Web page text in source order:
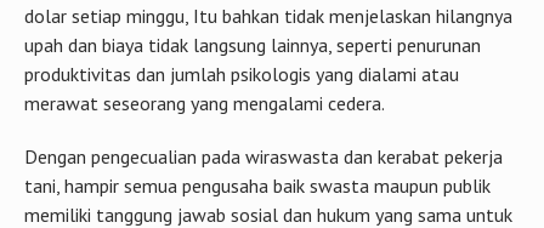
dolar setiap minggu, Itu bahkan tidak menjelaskan hilangnya
upah dan biaya tidak langsung lainnya, seperti penurunan
produktivitas dan jumlah psikologis yang dialami atau
merawat seseorang yang mengalami cedera.
Dengan pengecualian pada wiraswasta dan kerabat pekerja
tani, hampir semua pengusaha baik swasta maupun publik
memiliki tanggung jawab sosial dan hukum yang sama untuk